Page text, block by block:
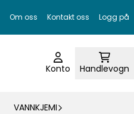
Om oss Kontakt oss Logg på
Konto Handlevogn
VANNKJEMI